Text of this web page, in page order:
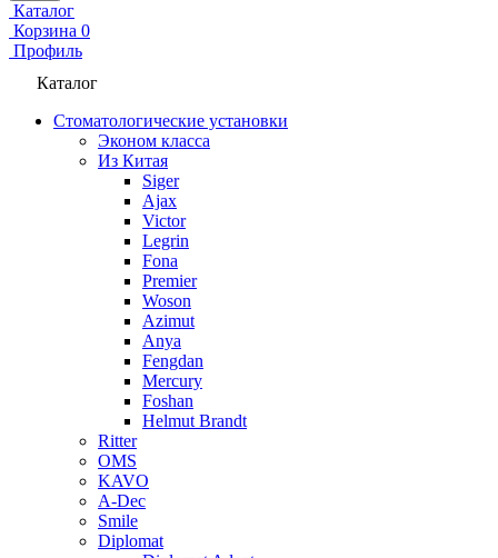
Каталог
Корзина 0
Профиль
Каталог
Стоматологические установки
Эконом класса
Из Китая
Siger
Ajax
Victor
Legrin
Fona
Premier
Woson
Azimut
Anya
Fengdan
Mercury
Foshan
Helmut Brandt
Ritter
OMS
KAVO
A-Dec
Smile
Diplomat